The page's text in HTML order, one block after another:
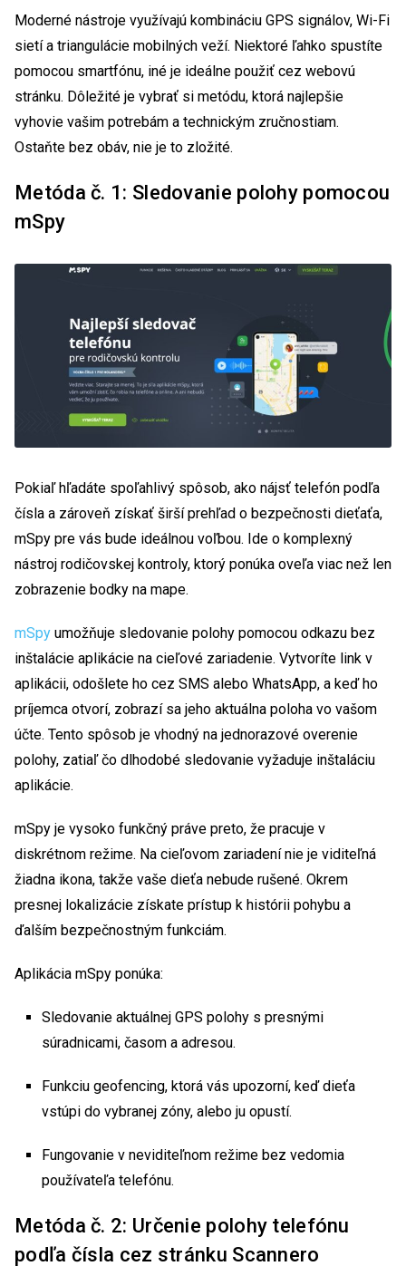
Moderné nástroje využívajú kombináciu GPS signálov, Wi-Fi
sietí a triangulácie mobilných veží. Niektoré ľahko spustíte
pomocou smartfónu, iné je ideálne použiť cez webovú
stránku. Dôležité je vybrať si metódu, ktorá najlepšie
vyhovie vašim potrebám a technickým zručnostiam.
Ostaňte bez obáv, nie je to zložité.
Metóda č. 1: Sledovanie polohy pomocou
mSpy
Pokiaľ hľadáte spoľahlivý spôsob, ako nájsť telefón podľa
čísla a zároveň získať širší prehľad o bezpečnosti dieťaťa,
mSpy pre vás bude ideálnou voľbou. Ide o komplexný
nástroj rodičovskej kontroly, ktorý ponúka oveľa viac než len
zobrazenie bodky na mape.
mSpy umožňuje sledovanie polohy pomocou odkazu bez
inštalácie aplikácie na cieľové zariadenie. Vytvoríte link v
aplikácii, odošlete ho cez SMS alebo WhatsApp, a keď ho
príjemca otvorí, zobrazí sa jeho aktuálna poloha vo vašom
účte. Tento spôsob je vhodný na jednorazové overenie
polohy, zatiaľ čo dlhodobé sledovanie vyžaduje inštaláciu
aplikácie.
mSpy je vysoko funkčný práve preto, že pracuje v
diskrétnom režime. Na cieľovom zariadení nie je viditeľná
žiadna ikona, takže vaše dieťa nebude rušené. Okrem
presnej lokalizácie získate prístup k histórii pohybu a
ďalším bezpečnostným funkciám.
Aplikácia mSpy ponúka:
Sledovanie aktuálnej GPS polohy s presnými
súradnicami, časom a adresou.
Funkciu geofencing, ktorá vás upozorní, keď dieťa
vstúpi do vybranej zóny, alebo ju opustí.
Fungovanie v neviditeľnom režime bez vedomia
používateľa telefónu.
Metóda č. 2: Určenie polohy telefónu
podľa čísla cez stránku Scannero